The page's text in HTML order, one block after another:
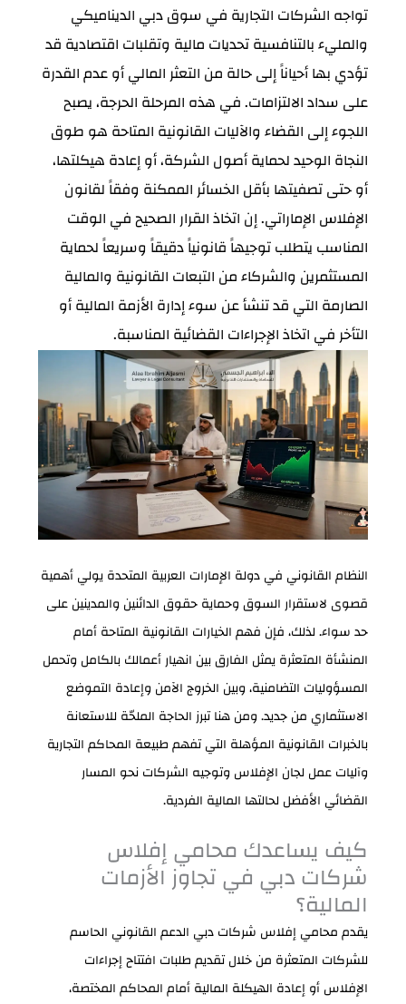
تواجه الشركات التجارية في سوق دبي الديناميكي
والمليء بالتنافسية تحديات مالية وتقلبات اقتصادية قد
تؤدي بها أحياناً إلى حالة من التعثر المالي أو عدم القدرة
على سداد الالتزامات. في هذه المرحلة الحرجة، يصبح
اللجوء إلى القضاء والآليات القانونية المتاحة هو طوق
النجاة الوحيد لحماية أصول الشركة، أو إعادة هيكلتها،
أو حتى تصفيتها بأقل الخسائر الممكنة وفقاً لقانون
الإفلاس الإماراتي. إن اتخاذ القرار الصحيح في الوقت
المناسب يتطلب توجيهاً قانونياً دقيقاً وسريعاً لحماية
المستثمرين والشركاء من التبعات القانونية والمالية
الصارمة التي قد تنشأ عن سوء إدارة الأزمة المالية أو
التأخر في اتخاذ الإجراءات القضائية المناسبة.
النظام القانوني في دولة الإمارات العربية المتحدة يولي أهمية
قصوى لاستقرار السوق وحماية حقوق الدائنين والمدينين على
حد سواء. لذلك، فإن فهم الخيارات القانونية المتاحة أمام
المنشأة المتعثرة يمثل الفارق بين انهيار أعمالك بالكامل وتحمل
المسؤوليات التضامنية، وبين الخروج الآمن وإعادة التموضع
الاستثماري من جديد. ومن هنا تبرز الحاجة الملحّة للاستعانة
بالخبرات القانونية المؤهلة التي تفهم طبيعة المحاكم التجارية
وآليات عمل لجان الإفلاس وتوجيه الشركات نحو المسار
القضائي الأفضل لحالتها المالية الفردية.
كيف يساعدك محامي إفلاس
شركات دبي في تجاوز الأزمات
المالية؟
يقدم محامي إفلاس شركات دبي الدعم القانوني الحاسم
للشركات المتعثرة من خلال تقديم طلبات افتتاح إجراءات
الإفلاس أو إعادة الهيكلة المالية أمام المحاكم المختصة،